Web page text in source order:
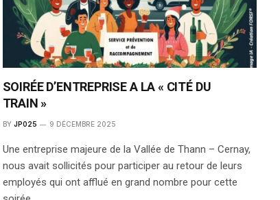
SOIRÉE D’ENTREPRISE A LA « CITÉ DU
TRAIN »
BY JP025 9 DÉCEMBRE 2025
Une entreprise majeure de la Vallée de Thann – Cernay,
nous avait sollicités pour participer au retour de leurs
employés qui ont afflué en grand nombre pour cette